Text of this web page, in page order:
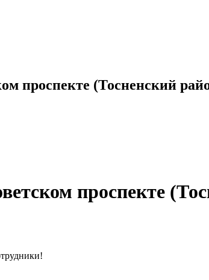
проспекте (Тосненский
проспекте